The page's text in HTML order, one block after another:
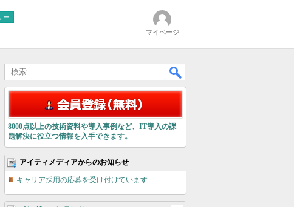
ー
マイページ
8000点以上の技術資料や導入事例など、IT導入の課
題解決に役立つ情報を入手できます。
アイティメディアからのお知らせ
キャリア採用の応募を受け付けています